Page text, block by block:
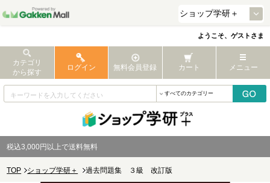
ようこそ、ゲストさま
カテゴリ
から探す
ログイン 無料会員登録 カート メニュー
税込3,000円以上で送料無料
TOP ショップ学研＋ 過去問題集 ３級 改訂版